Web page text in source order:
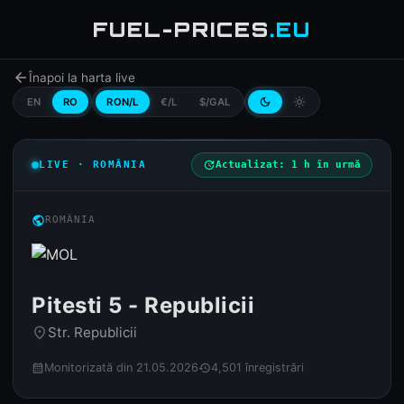
FUEL-PRICES.EU
arrow_backÎnapoi la harta live
EN RO RON/L €/L $/GAL dark_mode light_mode
LIVE · ROMÂNIA updateActualizat: 1 h în urmă
publicROMÂNIA
Pitesti 5 - Republicii
place Str. Republicii
calendar_month Monitorizată din 21.05.2026history4,501 înregistrări